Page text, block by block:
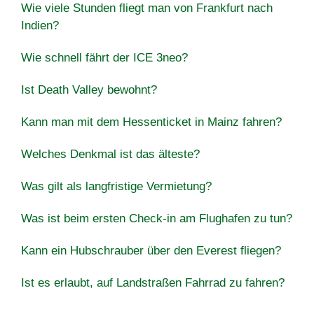
Wie viele Stunden fliegt man von Frankfurt nach
Indien?
Wie schnell fährt der ICE 3neo?
Ist Death Valley bewohnt?
Kann man mit dem Hessenticket in Mainz fahren?
Welches Denkmal ist das älteste?
Was gilt als langfristige Vermietung?
Was ist beim ersten Check-in am Flughafen zu tun?
Kann ein Hubschrauber über den Everest fliegen?
Ist es erlaubt, auf Landstraßen Fahrrad zu fahren?